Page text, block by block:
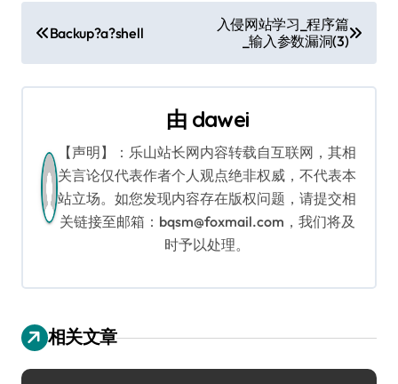
文
章
导
Backup?a?shell
入侵网站学习_程序篇
_输入参数漏洞(3)
由 dawei
【声明】：乐山站长网内容转载自互联网，其相
关言论仅代表作者个人观点绝非权威，不代表本
站立场。如您发现内容存在版权问题，请提交相
关链接至邮箱：bqsm@foxmail.com，我们将及
时予以处理。
相关文章